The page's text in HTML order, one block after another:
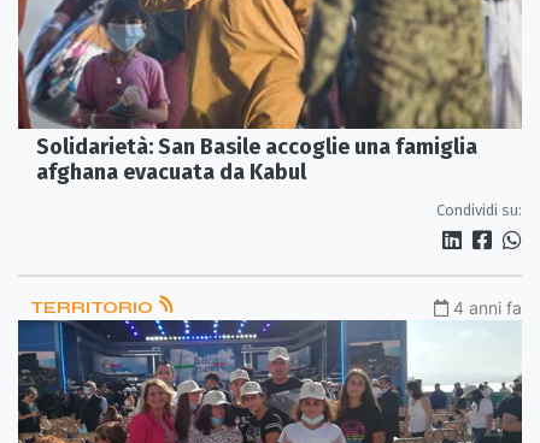
Solidarietà: San Basile accoglie una famiglia
afghana evacuata da Kabul
Condividi su:
TERRITORIO 4 anni fa